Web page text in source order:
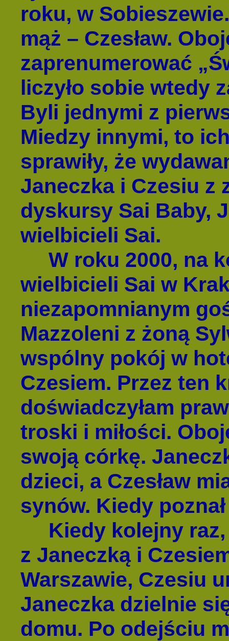
roku, w
mąż – Czesław.
zaprenumerować
liczyło sobie wtedy
Byli jednymi z
Miedzy innymi, to
sprawiły, że
Janeczka i Czesiu z
dyskursy Sai Baby,
wielbicieli Sai.
W roku 2000, na
wielbicieli Sai w
niezapomnianym
Mazzoleni z żoną
wspólny pokój w
Czesiem. Przez ten
doświadczyłam
troski i miłości.
swoją córkę.
dzieci, a Czesław
synów. Kiedy
Kiedy kolejny raz,
z Janeczką i
Warszawie, Czesiu
Janeczka dzielnie
domu. Po odejściu